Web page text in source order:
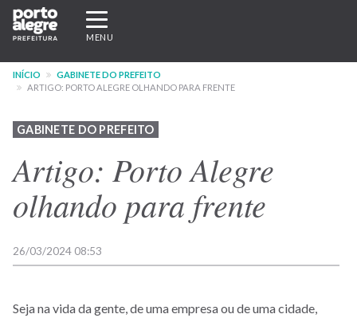
Pular
para
conteúdo
principal
Expandir/recolher
navegação
MENU
INÍCIO
GABINETE DO PREFEITO
ARTIGO: PORTO ALEGRE OLHANDO PARA FRENTE
GABINETE DO PREFEITO
Artigo: Porto Alegre
olhando para frente
26/03/2024 08:53
Seja na vida da gente, de uma empresa ou de uma cidade,